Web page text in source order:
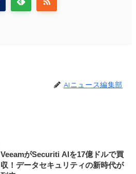
AIニュース編集部
VeeamがSecuriti AIを17億ドルで買
収！データセキュリティの新時代が